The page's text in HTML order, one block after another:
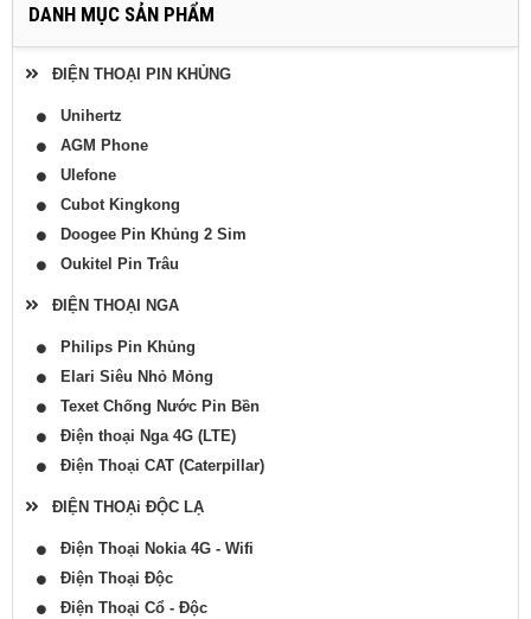
DANH MỤC SẢN PHẨM
ĐIỆN THOẠI PIN KHỦNG
Unihertz
AGM Phone
Ulefone
Cubot Kingkong
Doogee Pin Khủng 2 Sim
Oukitel Pin Trâu
ĐIỆN THOẠI NGA
Philips Pin Khủng
Elari Siêu Nhỏ Mỏng
Texet Chống Nước Pin Bền
Điện thoại Nga 4G (LTE)
Điện Thoại CAT (Caterpillar)
ĐIỆN THOẠi ĐỘC LẠ
Điện Thoại Nokia 4G - Wifi
Điện Thoại Độc
Điện Thoại Cổ - Độc